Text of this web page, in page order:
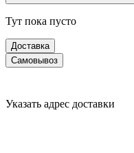
Тут пока пусто
Доставка
Самовывоз
Указать адрес доставки